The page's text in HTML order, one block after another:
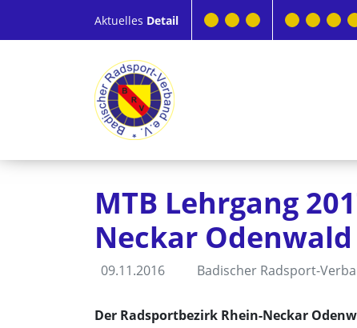
Aktuelles Detail
MTB Lehrgang
Neckar Odenwald
09.11.2016 Badischer Radsport-
Der Radsportbezirk Rhein-Neckar